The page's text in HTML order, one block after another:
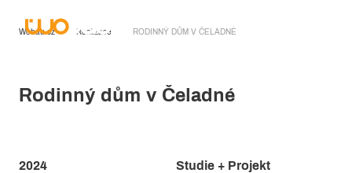
Wobau.cz Realizace RODINNÝ DŮM V ČELADNÉ
Rodinný dům v Čeladné
2024 Studie + Projekt